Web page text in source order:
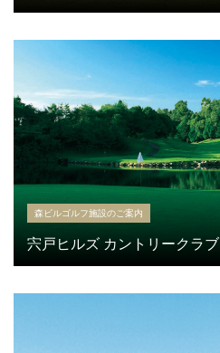
森ビルゴルフ施設のご案内
宍戸ヒルズ カントリークラブ